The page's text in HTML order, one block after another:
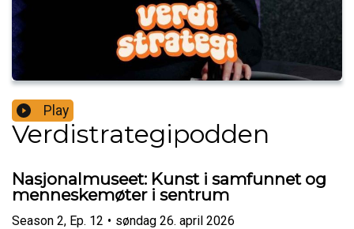
Play
Verdistrategipodden
Nasjonalmuseet: Kunst i samfunnet og
menneskemøter i sentrum
Season 2, Ep. 12 • søndag 26. april 2026